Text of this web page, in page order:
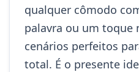
qualquer cômodo
palavra ou um toque
cenários perfeitos
total. É o presente